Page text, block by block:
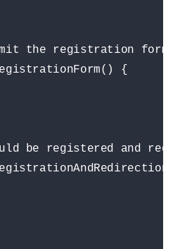
the registration
{
be registered and